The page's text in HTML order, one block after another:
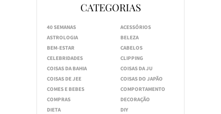
CATEGORIAS
40 SEMANAS
ACESSÓRIOS
ASTROLOGIA
BELEZA
BEM-ESTAR
CABELOS
CELEBRIDADES
CLIPPING
COISAS DA BAHIA
COISAS DA JU
COISAS DE JEE
COISAS DO JAPÃO
COMES E BEBES
COMPORTAMENTO
COMPRAS
DECORAÇÃO
DIETA
DIY